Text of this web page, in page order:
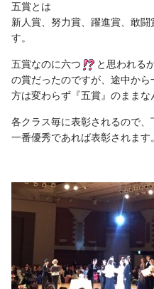
五賞とは
新人賞、努力賞、躍進賞、敢
す。
五賞なのに六つ
と思われる
の賞だったのですが、途中か
方は変わらず『五賞』のままな
各クラス毎に表彰されるので
一番優秀であれば表彰されます。